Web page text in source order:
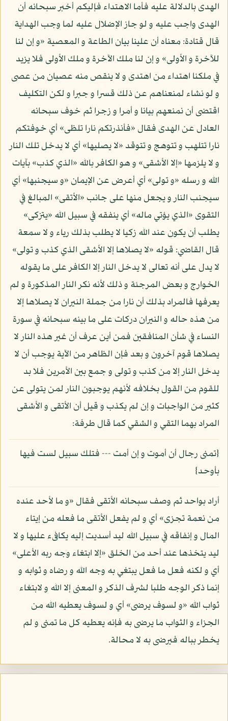
الهدى بالدلالة عليه فأما الاهتداء فإليكم أخبر سبحانه أن
الهدى واجب عليه و لو جاز الإضلال عليه لما وجب الهداية
قال قتادة: معناه أن علينا بيان الطاعة و المعصية «و إن لنا
للآخرة و الأولى» و إن لنا ملك الآخرة و ملك الأولى فلا يزيد
في ملكنا اهتداء من اهتدى و لا ينقص منه عصيان من عصى
و لو نشاء لمنعناهم عن ذلك قسرا و جبرا و لكن التكليف
اقتضى أن نمنعهم بيانا و أمرا و زجرا ثم خوف سبحانه
العادل عن الهدى فقال «فأنذرتكم نارا تلظى» أي خوفتكم
نارا تتلهب و تتوهج و تتوقد «لا يصليها» أي لا يدخل تلك النار
و لا يلزمها «إلا الأشقى» و هو الكافر بالله «الذي كذب» بآيات
الله و رسله «و تولى» أي أعرض عن الإيمان «و سيجنبها» أي
سيجنب النار و يجعل منها على جانب «الأتقى» المبالغ في
التقوى «الذي يؤتي ماله» أي ينفقه في سبيل الله «يتزكى»
يطلب أن يكون عند الله زكيا لا يطلب بذلك رياء و لا سمعة
قال القاضي: قوله «لا يصلاها إلا الأشقى الذي كذب و تولى»
لا يدل على أنه تعالى لا يدخل النار إلا الكافر على ما يقوله
الخوارج و بعض المرجئة و ذلك لأنه نكر النار المذكورة و لم
يعرفها فالمراد بذلك أن نارا من جملة النيران لا يصلاها إلا
من هذه حاله و النيران دركات على ما بينه سبحانه في سورة
النساء في شأن المنافقين فمن أين عرف أن غير هذه النار لا
يصلاها قوم آخرون و بعد فإن الظاهر من الآية يوجب أن لا
يدخل النار إلا من كذب و تولى و جمع بين الأمرين فلا بد
للقوم من القول بخلافه لأنهم يوجبون النار لمن يتولى عن
كثير من الواجبات و إن لم يكذب و قيل أن الأتقى و الأشقى
المراد بهما التقي و الشقي كما قال طرفة:
{تمنى رجال أن أموت و إن أمت --- فتلك سبيل لست فيها
بأوحد}
أراد بواحد ثم وصف سبحانه الأتقى فقال «و ما لأحد عنده
من نعمة تجزى» أي و لم يفعل الأتقى ما فعله من إيتاء
المال و إنفاقه في سبيل الله ليد أسديت إليه يكافىء عليها و لا
ليد يتخذها عند أحد من الخلق «إلا ابتغاء وجه ربه الأعلى»
أي و لكنه فعل ما فعل يبتغي به وجه الله و رضاه و ثوابه و
إنما ذكر الوجه طلبا لشرف الذكر و المعنى إلا الله و لابتغاء
ثواب الله «و لسوف يرضى» أي و لسوف يعطيه الله من
الجزاء و الثواب ما يرضى به فإنه يعطيه كل ما تمنى و لم
يخطر بباله فيرضى به لا محالة.